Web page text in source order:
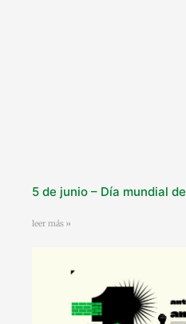
5 de junio – Día mundial
leer más »